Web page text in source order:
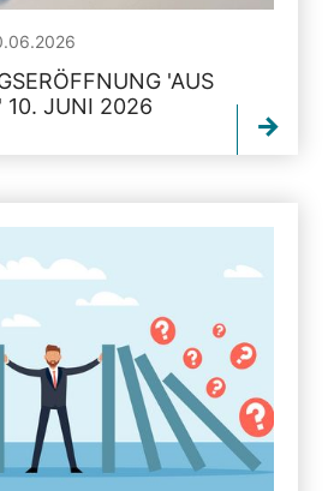
'AUS
10. JUNI 2026